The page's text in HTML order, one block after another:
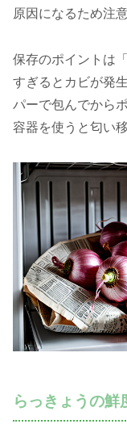
原因になるため注
保存のポイントは
すぎるとカビが発
パーで包んでから
容器を使うと匂い
らっきょうの鮮